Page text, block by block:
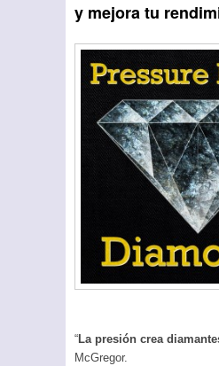
y mejora tu
“La presión crea
McGregor.